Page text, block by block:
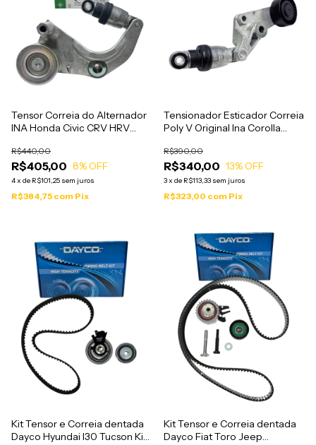
Tensor Correia do Alternador
INA Honda Civic CRV HRV
R$405,00
R$440,00
8% OFF
4x de R$101,25 sem juros
R$384,75 com Pix
Tensionador Esticador Correia
Poly V Original Ina Corolla
R$340,00
R$390,00
13% OFF
3x de R$113,33 sem juros
R$323,00 com Pix
Kit Tensor e Correia dentada
Dayco Hyundai I30 Tucson Kia
Kit Tensor e Correia dentada
Dayco Fiat Toro Jeep